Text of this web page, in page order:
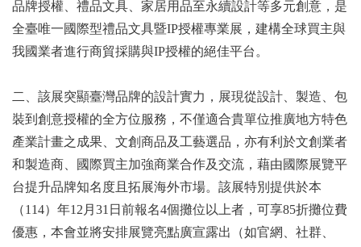
品牌授權、禮品文具、家居用品至永續設計等多元創意，是
全臺唯一國際型禮品文具暨IP授權專業展，建構全球買主與
我國業者進行商貿採購與IP授權的絕佳平台。
二、該展突顯臺灣品牌的設計實力，展現從設計、製造、包
裝到創意授權的全方位服務，不僅適合貴單位推廣地方特色
產業計畫之成果、文創商品及工藝選品，亦有利於文創業者
和製造商、國際買主加強商業合作及交流，藉由國際展覽平
台提升品牌知名度且拓展海外市場。該展特別提供於本
（114）年12月31日前報名4個攤位以上者，可享85折攤位費
優惠，本會並將安排展覽亮點廣宣露出（如官網、社群、